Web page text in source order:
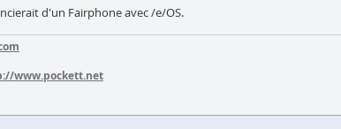
d'un Fairphone avec /e/OS.
www.pockett.net